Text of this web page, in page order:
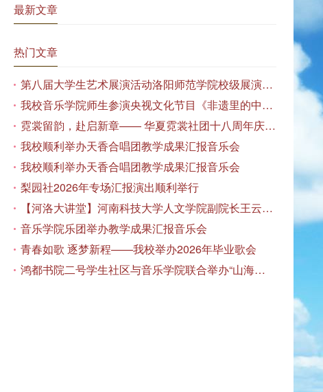
最新文章
热门文章
第八届大学生艺术展演活动洛阳师范学院校级展演——艺术作品专场展览在美术与艺术学院顺利开展
我校音乐学院师生参演央视文化节目《非遗里的中国》
霓裳留韵，赴启新章—— 华夏霓裳社团十八周年庆暨毕业季特别演出圆满落幕
我校顺利举办天香合唱团教学成果汇报音乐会
我校顺利举办天香合唱团教学成果汇报音乐会
梨园社2026年专场汇报演出顺利举行
【河洛大讲堂】河南科技大学人文学院副院长王云红教授应邀作专题讲座
音乐学院乐团举办教学成果汇报音乐会
青春如歌 逐梦新程——我校举办2026年毕业歌会
鸿都书院二号学生社区与音乐学院联合举办“山海诗恋”合唱思政汇报音乐会